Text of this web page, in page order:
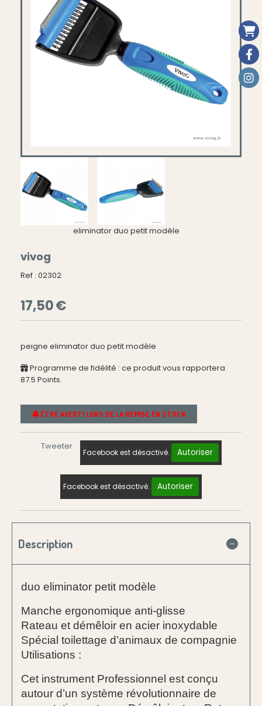
eliminator duo petit modèle
vivog
Ref : 02302
17,50€
peigne eliminator duo petit modèle
Programme de fidélité : ce produit vous rapportera
87.5 Points.
ÊTRE AVERTI LORS DE LA REMISE EN STOCK
Tweeter
Facebook est désactivé. Autoriser
Facebook est désactivé. Autoriser
Description
duo eliminator petit modèle
Manche ergonomique anti-glisse
Rateau et démêloir en acier inoxydable
Spécial toilettage d’animaux de compagnie
Utilisations :
Cet instrument Professionnel est conçu
autour d’un système révolutionnaire de